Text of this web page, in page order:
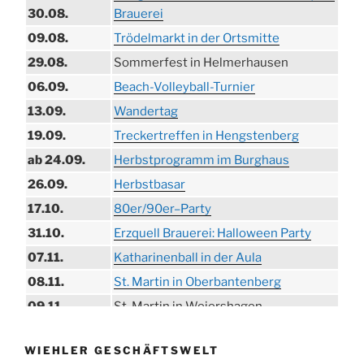
30.08.
Brauerei
09.08.
Trödelmarkt in der Ortsmitte
29.08.
Sommerfest in Helmerhausen
06.09.
Beach-Volleyball-Turnier
13.09.
Wandertag
19.09.
Treckertreffen in Hengstenberg
ab 24.09.
Herbstprogramm im Burghaus
26.09.
Herbstbasar
17.10.
80er/90er–Party
31.10.
Erzquell Brauerei: Halloween Party
07.11.
Katharinenball in der Aula
08.11.
St. Martin in Oberbantenberg
09.11.
St. Martin in Weiershagen
11.11.
„DÜX“ im Burghaus
WIEHLER GESCHÄFTSWELT